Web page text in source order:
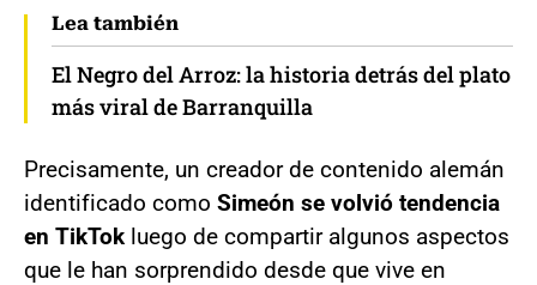
Lea también
El Negro del Arroz: la historia detrás del plato
más viral de Barranquilla
Precisamente, un creador de contenido alemán
identificado como Simeón se volvió tendencia
en TikTok luego de compartir algunos aspectos
que le han sorprendido desde que vive en